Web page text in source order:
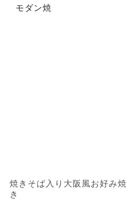
モダン焼
焼きそば入り大阪風お好み焼
き